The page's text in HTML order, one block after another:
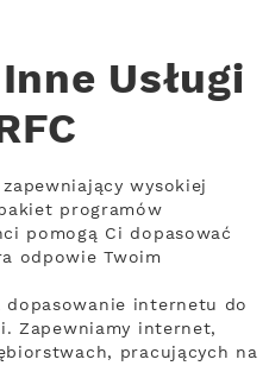
Usługi
wysokiej
programów
pomogą Ci dopasować
odpowie Twoim
internetu do
Zapewniamy internet,
pracujących na